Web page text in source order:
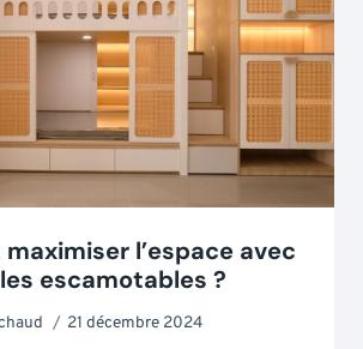
l’espace avec
escamotables ?
21 décembre 2024